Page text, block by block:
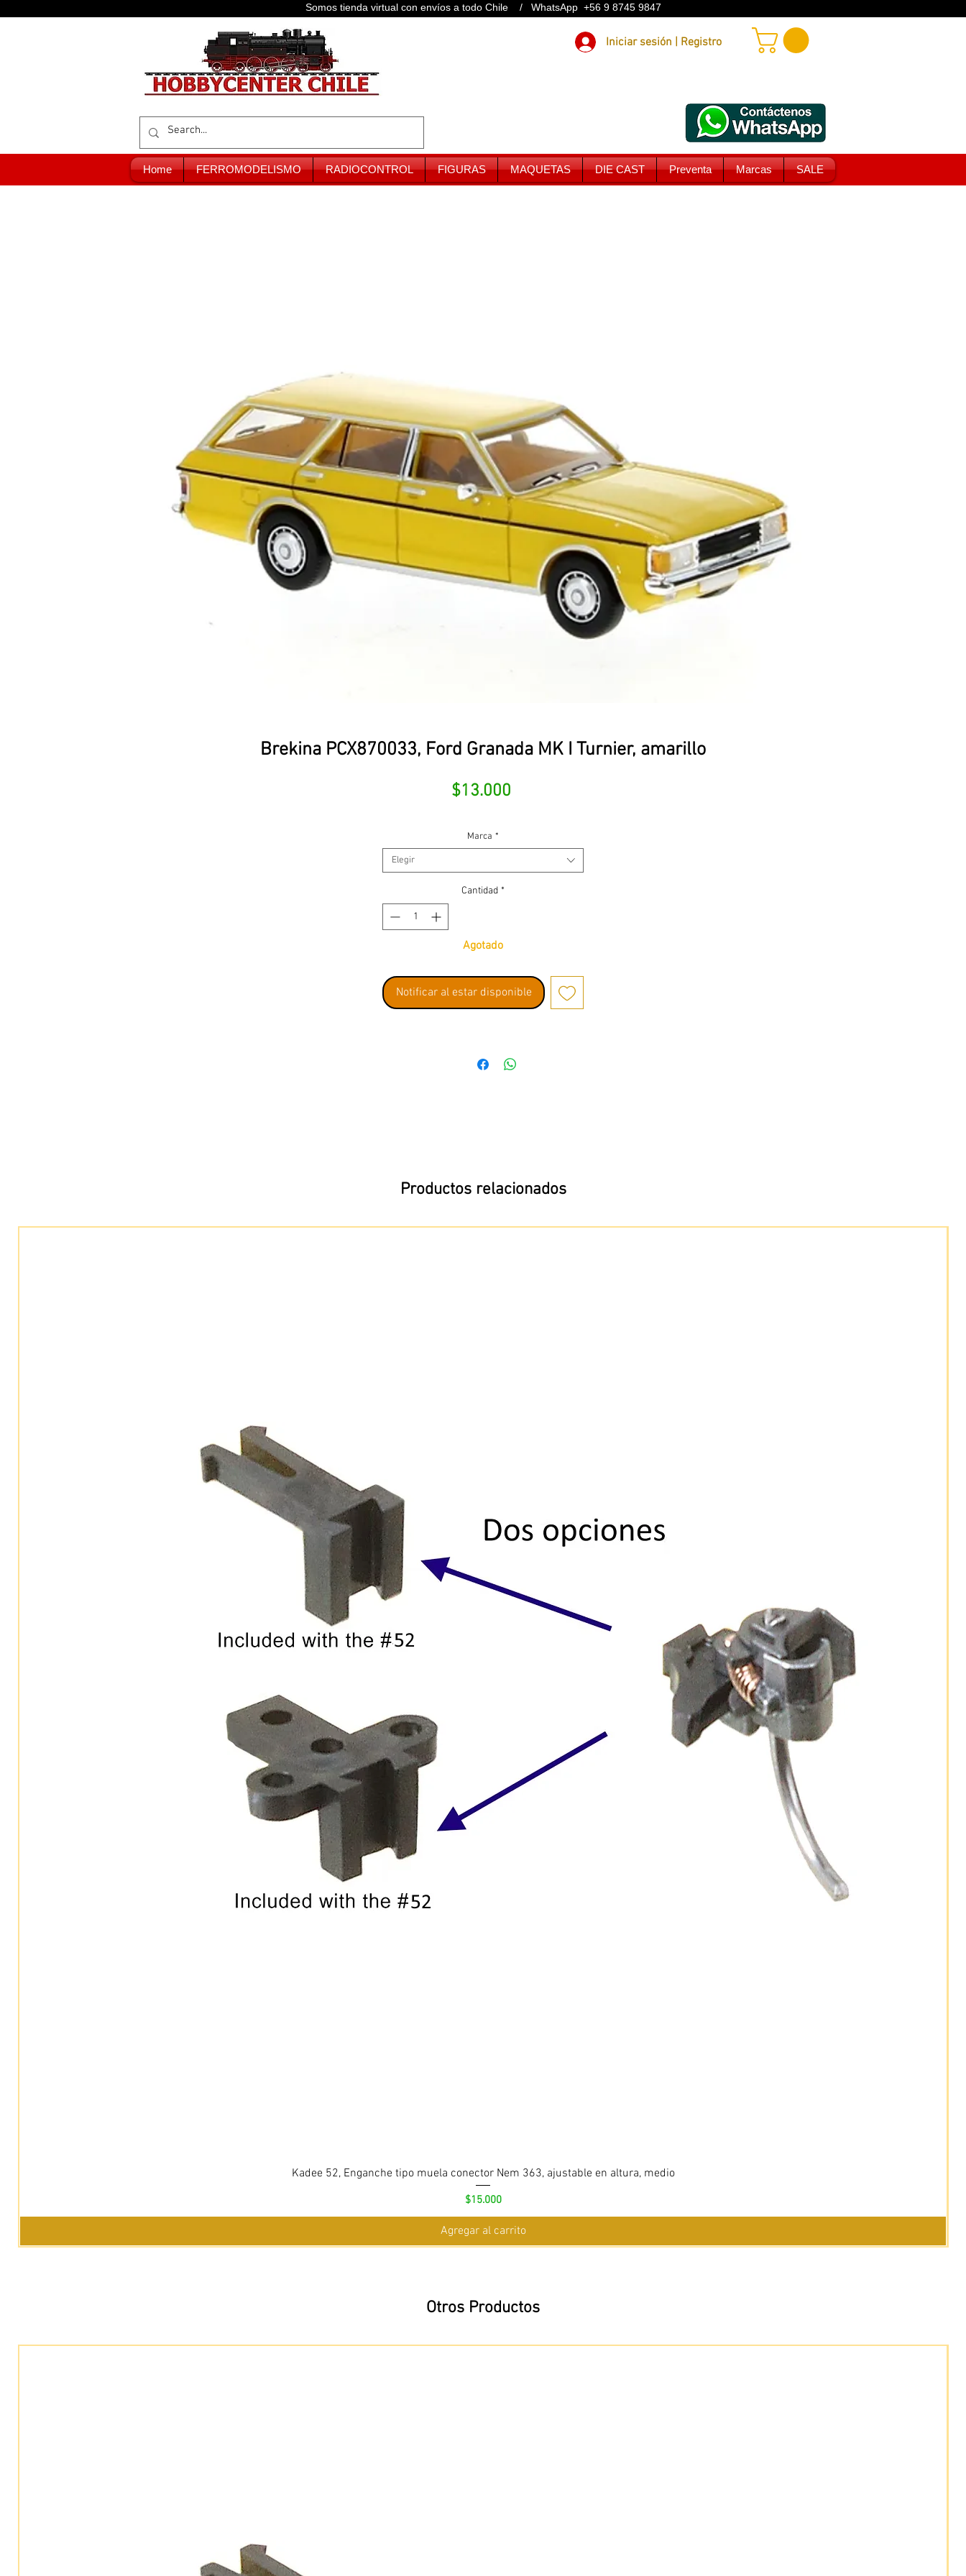
Somos tienda virtual con envíos a todo Chile / WhatsApp +56 9 8745 9847
Iniciar sesión | Registro
Home FERROMODELISMO RADIOCONTROL FIGURAS MAQUETAS DIE CAST Preventa Marcas SALE
Brekina PCX870033, Ford Granada MK I Turnier, amarillo
$13.000
Marca *
Elegir
Cantidad *
Agotado
Notificar al estar disponible
Productos relacionados
Kadee 52, Enganche tipo muela conector Nem 363, ajustable en altura, medio
Precio
$15.000
Agregar al carrito
Otros Productos